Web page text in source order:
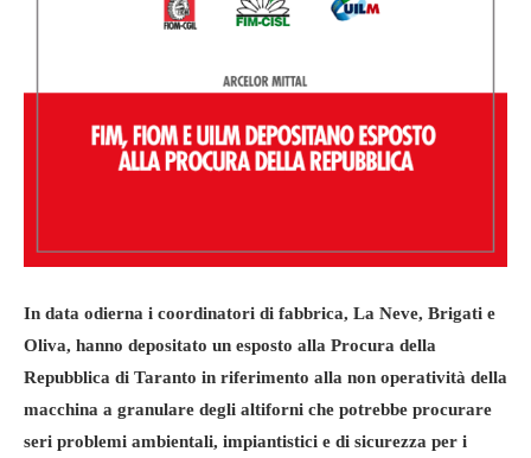
In data odierna i coordinatori di fabbrica, La Neve, Brigati e
Oliva, hanno depositato un esposto alla Procura della
Repubblica di Taranto in riferimento alla non operatività della
macchina a granulare degli altiforni che potrebbe procurare
seri problemi ambientali, impiantistici e di sicurezza per i